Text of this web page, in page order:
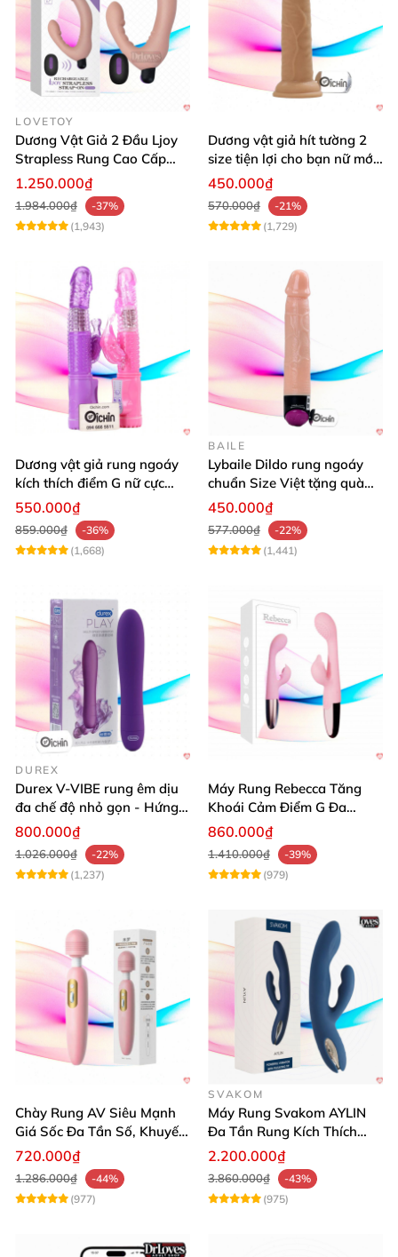
LOVETOY
Dương Vật Giả 2 Đầu Ljoy
Strapless Rung Cao Cấp
ĐKTX Mạnh Mẽ
1.250.000₫
1.984.000₫
-37%
(1,943)
Dương vật giả hít tường 2
size tiện lợi cho bạn nữ mới
dùng
450.000₫
570.000₫
-21%
(1,729)
Dương vật giả rung ngoáy
kích thích điểm G nữ cực
mạnh
550.000₫
859.000₫
-36%
(1,668)
BAILE
Lybaile Dildo rung ngoáy
chuẩn Size Việt tặng quà
ưu đãi
450.000₫
577.000₫
-22%
(1,441)
DUREX
Durex V-VIBE rung êm dịu
đa chế độ nhỏ gọn - Hứng
khởi từng phút
800.000₫
1.026.000₫
-22%
(1,237)
Máy Rung Rebecca Tăng
Khoái Cảm Điểm G Đa
Năng Siêu Mạnh
860.000₫
1.410.000₫
-39%
(979)
Chày Rung AV Siêu Mạnh
Giá Sốc Đa Tần Số, Khuyến
Mãi
720.000₫
1.286.000₫
-44%
(977)
SVAKOM
Máy Rung Svakom AYLIN
Đa Tần Rung Kích Thích
Mạnh Mẽ
2.200.000₫
3.860.000₫
-43%
(975)